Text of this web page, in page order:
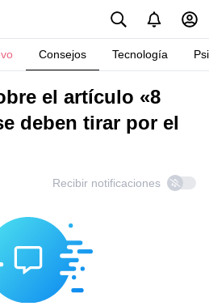
Consejos Tecnología
el artículo «8
deben tirar por el
Recibir notificaciones